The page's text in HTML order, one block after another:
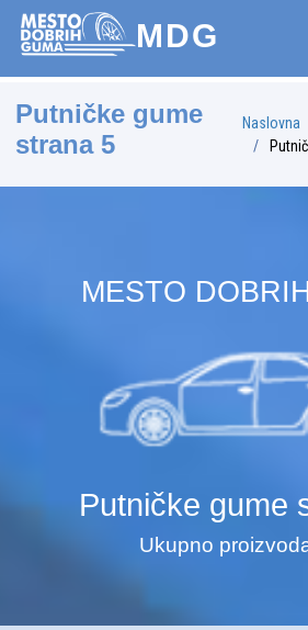
MDG
Putničke gume
strana 5
Naslovna
MESTO
Putničke gume
Ukupno